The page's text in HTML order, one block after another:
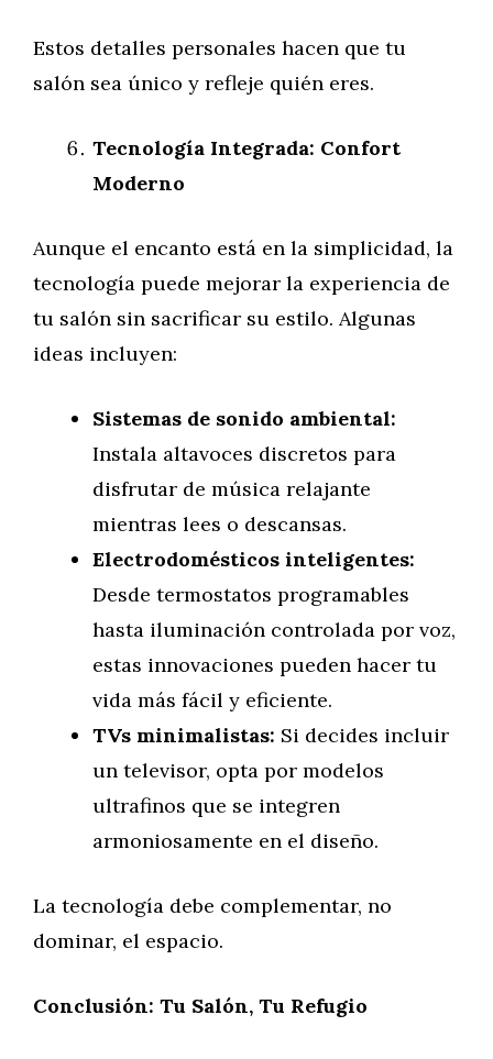
Estos detalles personales hacen que tu
salón sea único y refleje quién eres.
Tecnología Integrada: Confort
Moderno
Aunque el encanto está en la simplicidad, la
tecnología puede mejorar la experiencia de
tu salón sin sacrificar su estilo. Algunas
ideas incluyen:
Sistemas de sonido ambiental:
Instala altavoces discretos para
disfrutar de música relajante
mientras lees o descansas.
Electrodomésticos inteligentes:
Desde termostatos programables
hasta iluminación controlada por voz,
estas innovaciones pueden hacer tu
vida más fácil y eficiente.
TVs minimalistas: Si decides incluir
un televisor, opta por modelos
ultrafinos que se integren
armoniosamente en el diseño.
La tecnología debe complementar, no
dominar, el espacio.
Conclusión: Tu Salón, Tu Refugio